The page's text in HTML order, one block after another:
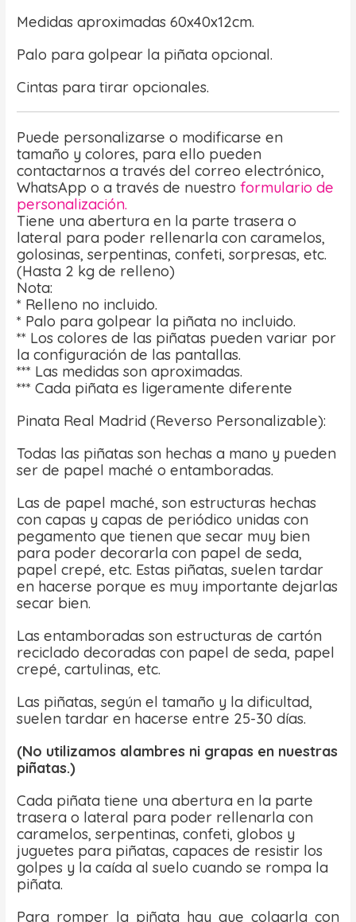
Medidas aproximadas 60x40x12cm.
Palo para golpear la piñata opcional.
Cintas para tirar opcionales.
Puede personalizarse o modificarse en
tamaño y colores, para ello pueden
contactarnos a través del correo electrónico,
WhatsApp o a través de nuestroformulario de
personalización.
Tiene una abertura en la parte trasera o
lateral para poder rellenarla con caramelos,
golosinas, serpentinas, confeti, sorpresas, etc.
(Hasta 2 kg de relleno)
Nota:
* Relleno no incluido.
* Palo para golpear la piñata no incluido.
** Los colores de las piñatas pueden variar por
la configuración de las pantallas.
*** Las medidas son aproximadas.
*** Cada piñata es ligeramente diferente
Pinata Real Madrid (Reverso Personalizable):
Todas las piñatas son hechas a mano y pueden
ser de papel maché o entamboradas.
Las de papel maché, son estructuras hechas
con capas y capas de periódico unidas con
pegamento que tienen que secar muy bien
para poder decorarla con papel de seda,
papel crepé, etc. Estas piñatas, suelen tardar
en hacerse porque es muy importante dejarlas
secar bien.
Las entamboradas son estructuras de cartón
reciclado decoradas con papel de seda, papel
crepé, cartulinas, etc.
Las piñatas, según el tamaño y la dificultad,
suelen tardar en hacerse entre 25-30 días.
(No utilizamos alambres ni grapas en nuestras
piñatas.)
Cada piñata tiene una abertura en la parte
trasera o lateral para poder rellenarla con
caramelos, serpentinas, confeti, globos y
juguetes para piñatas, capaces de resistir los
golpes y la caída al suelo cuando se rompa la
piñata.
Para romper la piñata hay que colgarla con